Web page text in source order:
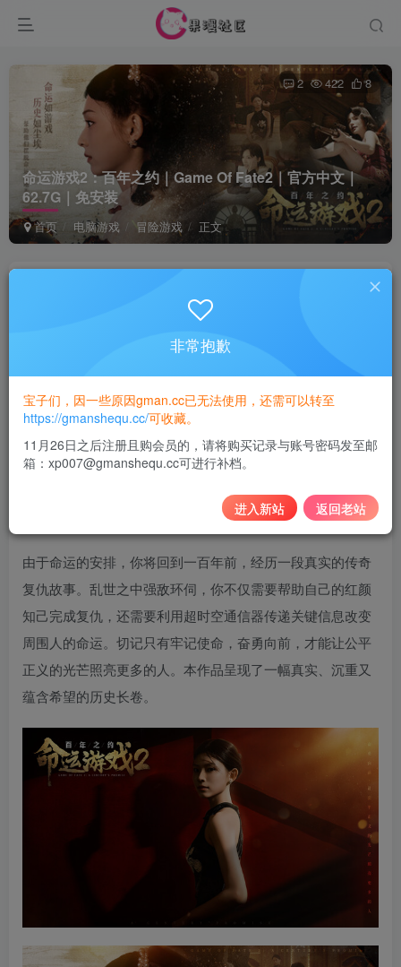
命运游戏2：百年之约｜Game Of Fate2｜官方中文｜
62.7G｜免安装
首页 电脑游戏 冒险游戏 正文
2 422 8
关注
命运游戏2：百年之约｜Game Of Fate2｜官方中文｜62.7G｜免安装
此内容为付费资源，请付费后查看
10积分
黄金会员 免费
登录购买
由于命运的安排，你将回到一百年前，经历一段真实的传奇
复仇故事。乱世之中强敌环伺，你不仅需要帮助自己的红颜
知己完成复仇，还需要利用超时空通信器传递关键信息改变
周围人的命运。切记只有牢记使命，奋勇向前，才能让公平
正义的光芒照亮更多的人。本作品呈现了一幅真实、沉重又
蕴含希望的历史长卷。
非常抱歉
宝子们，因一些原因gman.cc已无法使用，还需可以转至
https://gmanshequ.cc/可收藏。
11月26日之后注册且购会员的，请将购买记录与账号密码发至邮
箱：xp007@gmanshequ.cc可进行补档。
进入新站 返回老站